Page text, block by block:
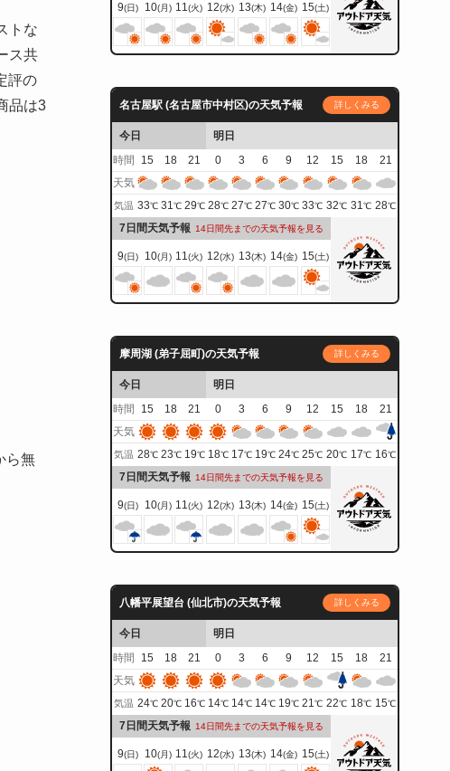
トな
ス共
評の
品は3
ら無
9(日) 10(月) 11(火) 12(水) 13(木) 14(金) 15(土)
名古屋駅 (名古屋市中村区)の天気予報 詳しくみる
今日
明日
時間
15 18 21 0 3 6 9 12 15 18
21
天気
気温 33℃ 31℃ 29℃ 28℃ 27℃ 27℃ 30℃ 33℃ 32℃ 31℃ 28℃
7日間天気予報 14日間先までの天気予報を見る
9(日) 10(月) 11(火) 12(水) 13(木) 14(金) 15(土)
摩周湖 (弟子屈町)の天気予報 詳しくみる
今日
明日
時間
15 18 21 0 3 6 9 12 15 18
21
天気
気温 28℃ 23℃ 19℃ 18℃ 17℃ 19℃ 24℃ 25℃ 20℃ 17℃ 16℃
7日間天気予報 14日間先までの天気予報を見る
9(日) 10(月) 11(火) 12(水) 13(木) 14(金) 15(土)
八幡平展望台 (仙北市)の天気予報 詳しくみる
今日
明日
時間
15 18 21 0 3 6 9 12 15 18
21
天気
気温 24℃ 20℃ 16℃ 14℃ 14℃ 14℃ 19℃ 21℃ 22℃ 18℃ 15℃
7日間天気予報 14日間先までの天気予報を見る
9(日) 10(月) 11(火) 12(水) 13(木) 14(金) 15(土)